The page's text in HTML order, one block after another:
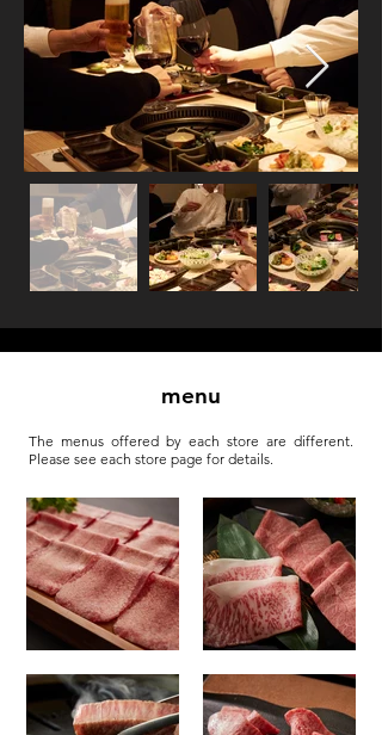
menu
The menus offered by each store are different.
Please see each store page for details.